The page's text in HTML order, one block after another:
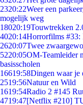
2320:22Weer een
mogelijk weg
18020:19Touwtrekken
4020:14Horrorfilms #33:
2620:07Twee
5220:05OM-Teamleider
basisscholen
16619:58Dingen waar
2519:56Natuur en Wild
1619:54Radio 2 #145
4719:47[Netflix #210]